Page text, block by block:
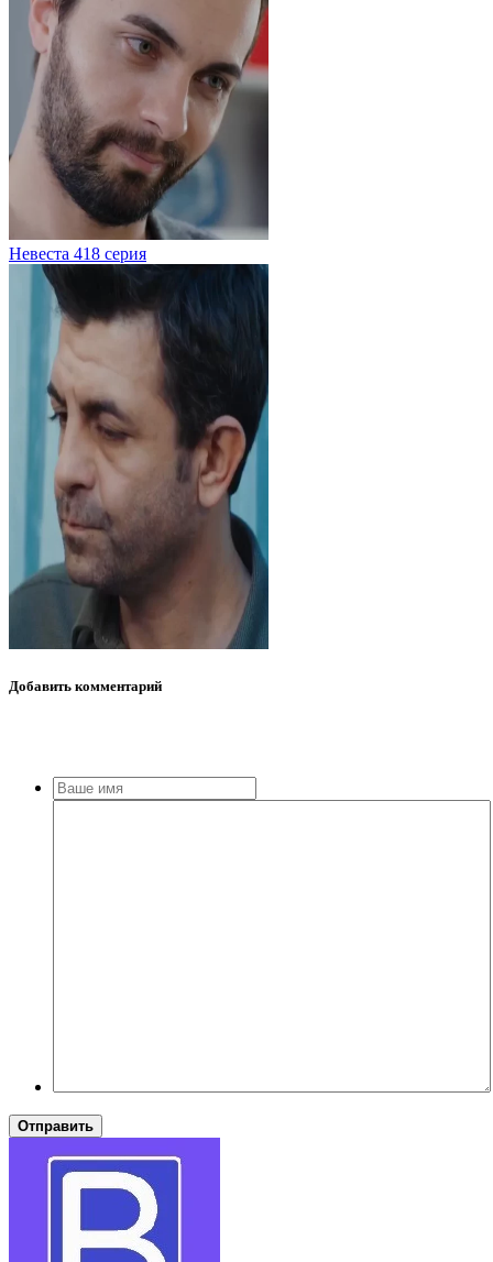
Невеста 418 серия
Добавить комментарий
Отправить